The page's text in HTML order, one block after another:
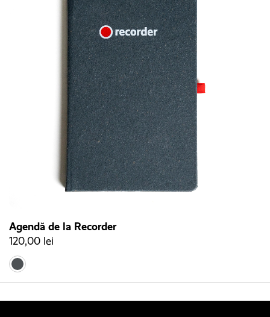
Agendă de la Recorder
120,00 lei